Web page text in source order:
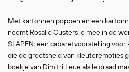
Met kartonnen poppen en een
neemt Rosalie Custers je mee in de
SLAPEN: een cabaretvoorstelling
die de grootsheid van kleuteremoties
boekje van Dimitri Leue als leidraad